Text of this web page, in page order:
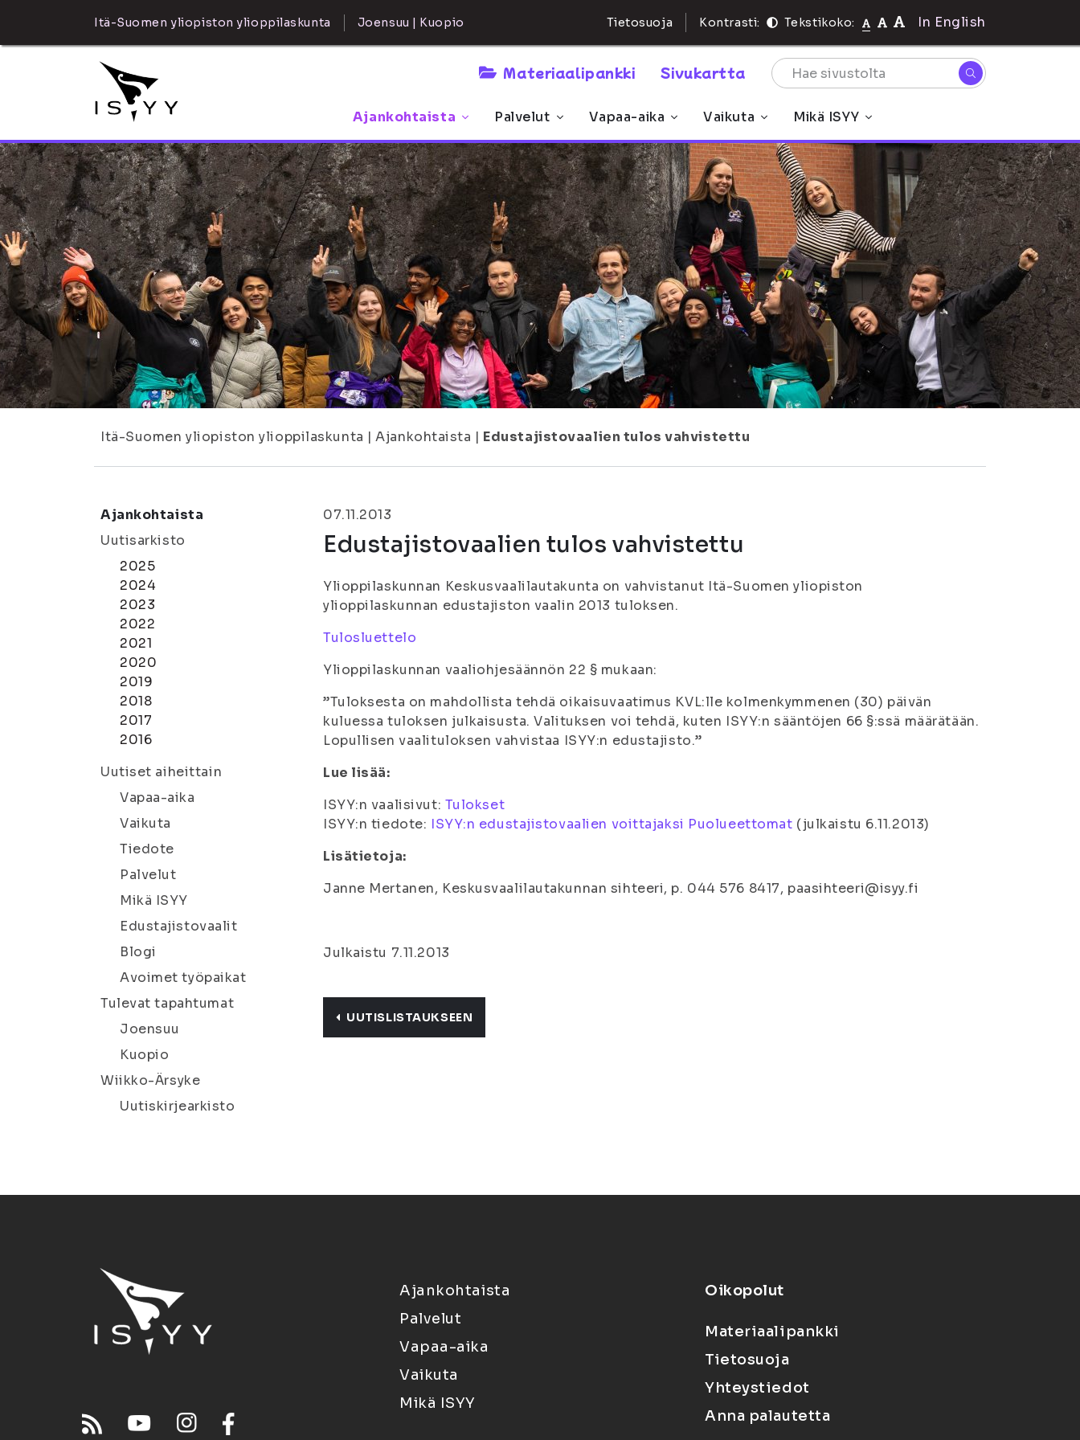
Itä-Suomen yliopiston ylioppilaskunta Joensuu | Kuopio Tietosuoja Kontrasti: Tekstikoko: In English
Materiaalipankki Sivukartta
Ajankohtaista Palvelut Vapaa-aika Vaikuta Mikä ISYY
Itä-Suomen yliopiston ylioppilaskunta | Ajankohtaista | Edustajistovaalien tulos vahvistettu
Ajankohtaista
Uutisarkisto
2025
2024
2023
2022
2021
2020
2019
2018
2017
2016
Uutiset aiheittain
Vapaa-aika
Vaikuta
Tiedote
Palvelut
Mikä ISYY
Edustajistovaalit
Blogi
Avoimet työpaikat
Tulevat tapahtumat
Joensuu
Kuopio
Wiikko-Ärsyke
Uutiskirjearkisto
07.11.2013
Edustajistovaalien tulos vahvistettu
Ylioppilaskunnan Keskusvaalilautakunta on vahvistanut Itä-Suomen yliopiston
ylioppilaskunnan edustajiston vaalin 2013 tuloksen.
Tulosluettelo
Ylioppilaskunnan vaaliohjesäännön 22 § mukaan:
”Tuloksesta on mahdollista tehdä oikaisuvaatimus KVL:lle kolmenkymmenen (30) päivän
kuluessa tuloksen julkaisusta. Valituksen voi tehdä, kuten ISYY:n sääntöjen 66 §:ssä määrätään.
Lopullisen vaalituloksen vahvistaa ISYY:n edustajisto.”
Lue lisää:
ISYY:n vaalisivut: Tulokset
ISYY:n tiedote: ISYY:n edustajistovaalien voittajaksi Puolueettomat (julkaistu 6.11.2013)
Lisätietoja:
Janne Mertanen, Keskusvaalilautakunnan sihteeri, p. 044 576 8417, paasihteeri@isyy.fi
Julkaistu 7.11.2013
UUTISLISTAUKSEEN
Ajankohtaista
Palvelut
Vapaa-aika
Vaikuta
Mikä ISYY
Oikopolut
Materiaalipankki
Tietosuoja
Yhteystiedot
Anna palautetta